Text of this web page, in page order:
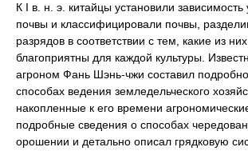
К I в. н. э. китайцы установили зависимость
почвы и классифицировали почвы,
разрядов в соответствии с тем, какие из
благоприятны для каждой культуры.
агроном Фань Шэнь-чжи составил
способах ведения земледельческого
накопленные к его времени
подробные сведения о способах
орошении и детально описал грядковую